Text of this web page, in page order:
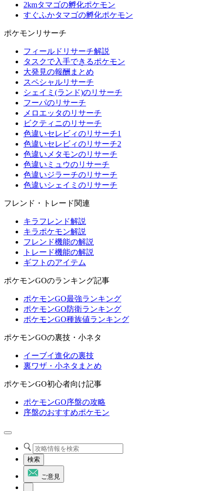
2kmタマゴの孵化ポケモン
すぐふかタマゴの孵化ポケモン
ポケモンリサーチ
フィールドリサーチ解説
タスクで入手できるポケモン
大発見の報酬まとめ
スペシャルリサーチ
シェイミ(ランド)のリサーチ
フーパのリサーチ
メロエッタのリサーチ
ビクティニのリサーチ
色違いセレビィのリサーチ1
色違いセレビィのリサーチ2
色違いメタモンのリサーチ
色違いミュウのリサーチ
色違いジラーチのリサーチ
色違いシェイミのリサーチ
フレンド・トレード関連
キラフレンド解説
キラポケモン解説
フレンド機能の解説
トレード機能の解説
ギフトのアイテム
ポケモンGOのランキング記事
ポケモンGO最強ランキング
ポケモンGO防衛ランキング
ポケモンGO種族値ランキング
ポケモンGOの裏技・小ネタ
イーブイ進化の裏技
裏ワザ・小ネタまとめ
ポケモンGO初心者向け記事
ポケモンGO序盤の攻略
序盤のおすすめポケモン
検索
ご意見